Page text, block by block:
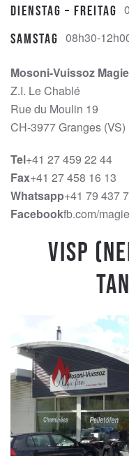
Dienstag – Freitag
Samstag 08h30-
Mosoni-Vuissoz
Z.I. Le Chablé
Rue du Moulin 19
CH-3977 Granges (VS)
Tel+41 27 459 22 44
Fax+41 27 458 16 13
Whatsapp+41 79 437
Facebookfb.com/
Visp